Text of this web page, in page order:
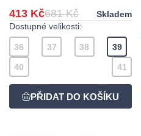
413 Kč681 Kč
Skladem
Dostupné velikosti:
36 37 38 39
40 41